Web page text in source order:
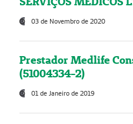
03 de Novembro de 2020
Prestador Medlife
(51004334-2)
01 de Janeiro de 2019